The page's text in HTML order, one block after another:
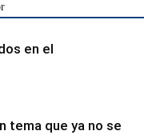
en el
tema que ya no se